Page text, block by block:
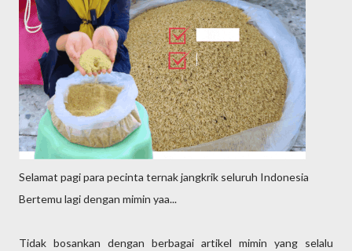
Selamat pagi para pecinta ternak jangkrik seluruh Indonesia
Bertemu lagi dengan mimin yaa...
Tidak bosankan dengan berbagai artikel mimin yang selalu